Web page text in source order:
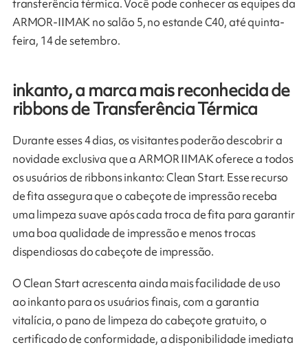
transferência térmica. Você pode conhecer as equipes da
ARMOR-IIMAK no salão 5, no estande C40, até quinta-
feira, 14 de setembro.
inkanto, a marca mais reconhecida de
ribbons de Transferência Térmica
Durante esses 4 dias, os visitantes poderão descobrir a
novidade exclusiva que a ARMOR IIMAK oferece a todos
os usuários de ribbons inkanto: Clean Start. Esse recurso
de fita assegura que o cabeçote de impressão receba
uma limpeza suave após cada troca de fita para garantir
uma boa qualidade de impressão e menos trocas
dispendiosas do cabeçote de impressão.
O Clean Start acrescenta ainda mais facilidade de uso
ao inkanto para os usuários finais, com a garantia
vitalícia, o pano de limpeza do cabeçote gratuito, o
certificado de conformidade, a disponibilidade imediata